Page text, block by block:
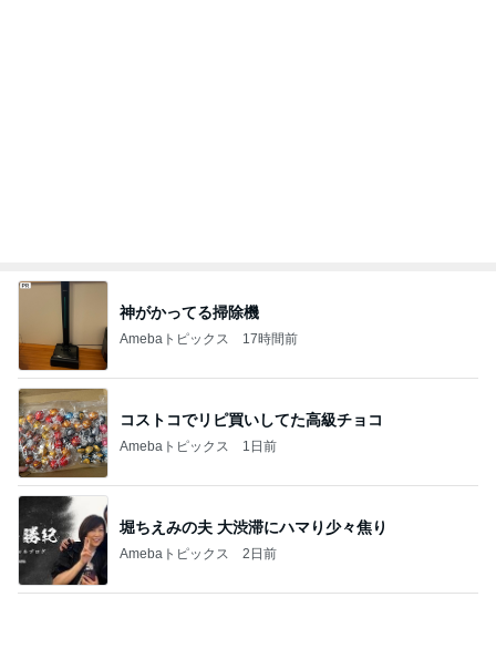
コストコでリピ買いしてた高級チョコ
Amebaトピックス 1日前
堀ちえみの夫 大渋滞にハマり少々焦り
Amebaトピックス 2日前